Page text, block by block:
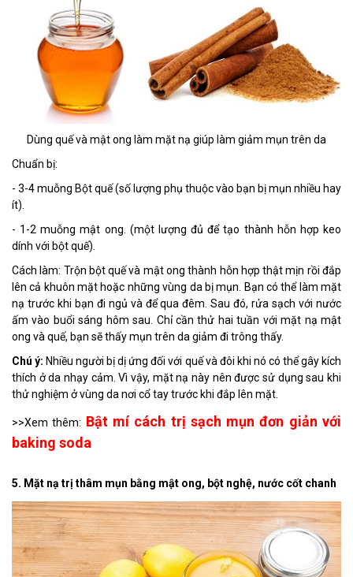
Dùng quế và mật ong làm mặt nạ giúp làm giảm mụn trên da
Chuẩn bị:
- 3-4 muỗng Bột quế (số lượng phụ thuộc vào bạn bị mụn nhiều hay
ít).
- 1-2 muỗng mật ong. (một lượng đủ để tạo thành hỗn hợp keo
dính với bột quế).
Cách làm: Trộn bột quế và mật ong thành hỗn hợp thật mịn rồi đắp
lên cả khuôn mặt hoặc những vùng da bị mụn. Bạn có thể làm mặt
nạ trước khi bạn đi ngủ và để qua đêm. Sau đó, rửa sạch với nước
ấm vào buổi sáng hôm sau. Chỉ cần thử hai tuần với mặt nạ mật
ong và quế, bạn sẽ thấy mụn trên da giảm đi trông thấy.
Chú ý: Nhiều người bị dị ứng đối với quế và đôi khi nó có thể gây kích
thích ở da nhạy cảm. Vì vậy, mặt nạ này nên được sử dụng sau khi
thử nghiệm ở vùng da nơi cổ tay trước khi đắp lên mặt.
>>Xem thêm: Bật mí cách trị sạch mụn đơn giản với
baking soda
5. Mặt nạ trị thâm mụn bằng mật ong, bột nghệ, nước cốt chanh